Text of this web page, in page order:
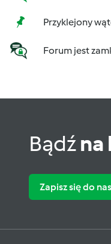
Przyklejony
Forum jest
Bądźna
Zapisz się do